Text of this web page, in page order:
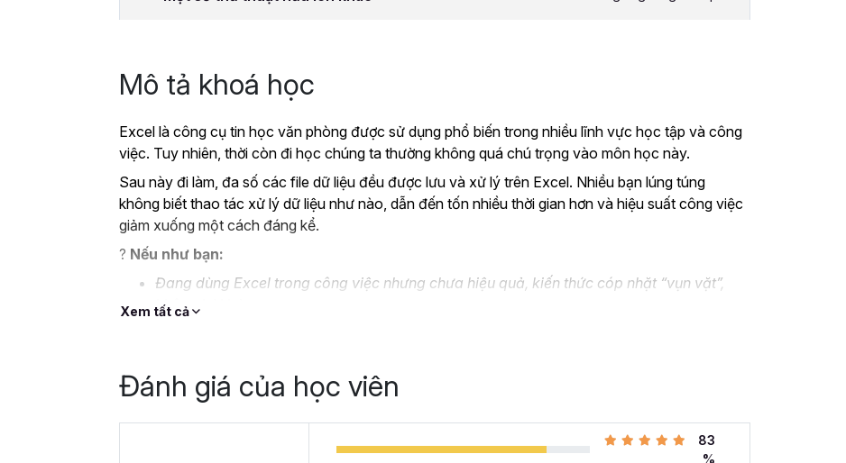
Mô tả khoá học
Excel là công cụ tin học văn phòng được sử dụng phổ biến trong nhiều lĩnh vực học tập và công
việc. Tuy nhiên, thời còn đi học chúng ta thường không quá chú trọng vào môn học này.
Sau này đi làm, đa số các file dữ liệu đều được lưu và xử lý trên Excel. Nhiều bạn lúng túng
không biết thao tác xử lý dữ liệu như nào, dẫn đến tốn nhiều thời gian hơn và hiệu suất công việc
giảm xuống một cách đáng kể.
? Nếu như bạn:
Đang dùng Excel trong công việc nhưng chưa hiệu quả, kiến thức cóp nhặt “vụn vặt”,
không bài bản.
Thì Gitiho ở đây để giúp bạn giải quyết tất cả những khó khăn mà bạn gặp phải khi đi làm với khóa
EXG02 - Thủ thuật Excel cập nhật hàng tuần cho dân văn phòng
trong 8 giờ.
Hoàn thành khóa học, bạn có thể tự tin giải quyết công việc theo cách thông minh, nhanh chóng,
Xem tất cả
Đánh giá của học viên
83
%